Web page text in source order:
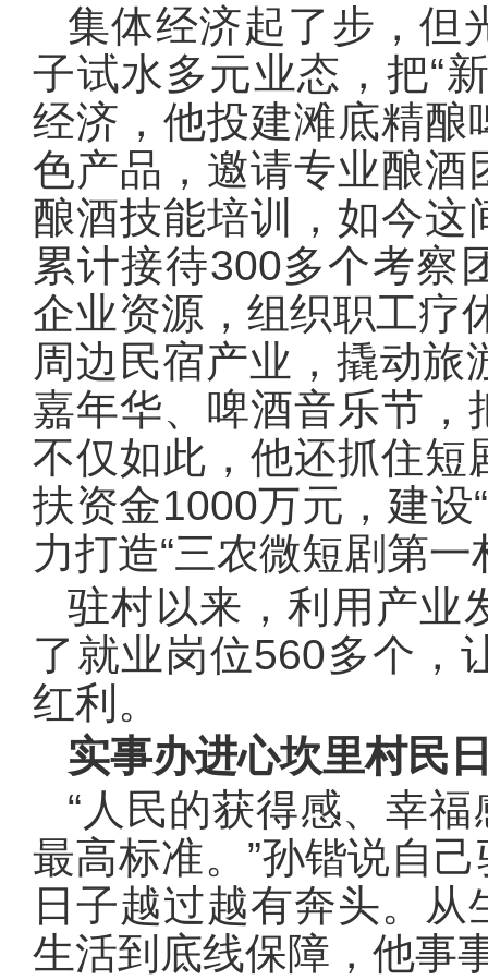
集体经济起了步，但
子试水多元业态，把“
经济，他投建滩底精酿
色产品，邀请专业酿酒
酿酒技能培训，如今
累计接待300多个考察
企业资源，组织职工疗
周边民宿产业，撬动
嘉年华、啤酒音乐节
不仅如此，他还抓住短
扶资金1000万元，建设
力打造“三农微短剧第一
驻村以来，利用产业
了就业岗位560多个，
红利。
实事办进心坎里村民
“人民的获得感、幸
最高标准。”孙锴说自
日子越过越有奔头。
生活到底线保障，他事